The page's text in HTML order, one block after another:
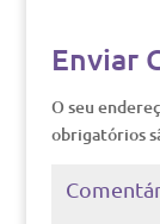
Enviar
O seu
obrigatórios